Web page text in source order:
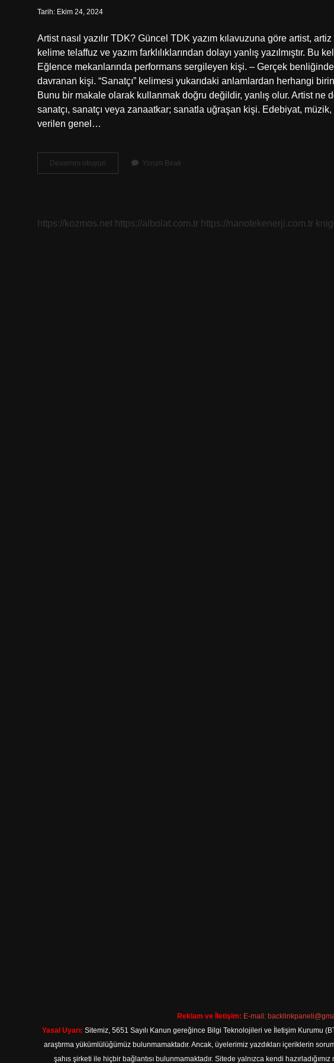
Tarih: Ekim 24, 2024
Artist nasıl yazılır TDK? Güncel TDK yazım kılavuzuna göre artist,
kelime telaffuz ve yazım farklılıklarından dolayı yanlış yazılmıştır. Bu
Eğlence mekanlarında performans sergileyen kişi. – Gerçek
davranan kişi. “Sanatçı” kelimesi yukarıdaki anlamlardan herhangi
Bunu bir makale olarak kullanmak doğru değildir, yanlış olur. Artist ne
sanatçı, sanatçı veya zanaatkar; sanatla uğraşan kişi. Edebiyat,
verilen genel…
Devamını okuyun
Türkçe
Yorum Bırak
https://kozmos.net https://albolat.com.tr https://nanotekenerji.com.tr
Reklam ve İletişim: E-mail:
Yasal Uyarı: Sitemiz, 5651 Sayılı Kanun gereğince Bilgi Teknolojileri ve İletişim Kurumu
araştırma yükümlülüğümüz bulunmamaktadır. Ancak, üyelerimiz yazdıkları içeriklerin
şahıs şirketi ile hiçbir bağlantısı bulunmamaktadır. Sitede yalnızca kendi